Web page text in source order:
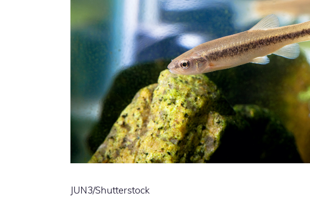
JUN3/Shutterstock